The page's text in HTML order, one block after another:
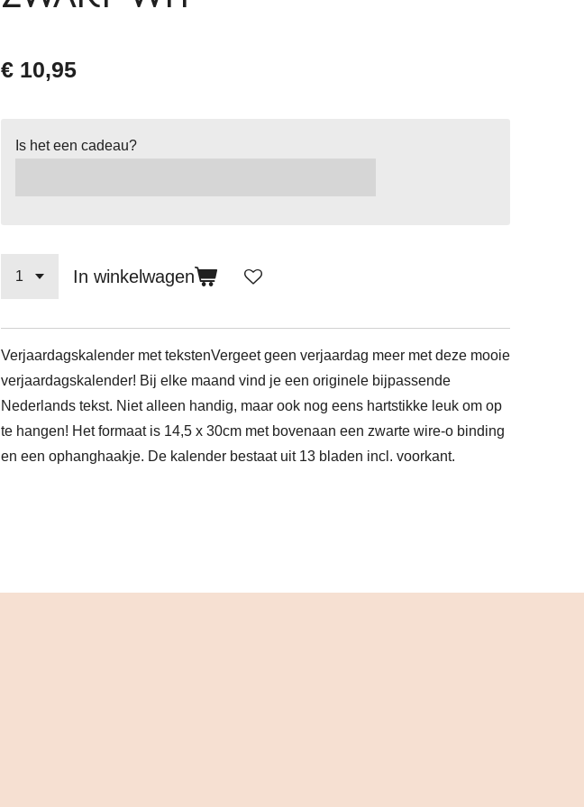
€ 10,95
Is het een cadeau?
In winkelwagen
Verjaardagskalender met tekstenVergeet geen verjaardag meer met deze mooie
verjaardagskalender! Bij elke maand vind je een originele bijpassende
Nederlands tekst. Niet alleen handig, maar ook nog eens hartstikke leuk om op
te hangen! Het formaat is 14,5 x 30cm met bovenaan een zwarte wire-o binding
en een ophanghaakje. De kalender bestaat uit 13 bladen incl. voorkant.